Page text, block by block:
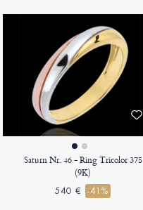
Saturn Nr. 46 - Ring Tricolor 375
(9K)
540 € -41%